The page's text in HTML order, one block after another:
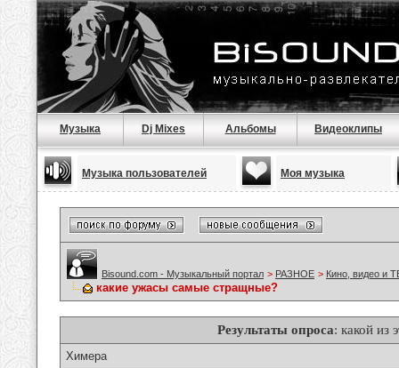
Музыка Dj Mixes Альбомы Видеоклипы
Музыка пользователей Моя музыка
Bisound.com - Музыкальный портал > РАЗНОЕ > Кино, видео и
какие ужасы самые стращные?
Результаты опроса: какой из
Химера